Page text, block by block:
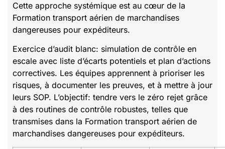
Cette approche systémique est au cœur de la
Formation transport aérien de marchandises
dangereuses pour expéditeurs.
Exercice d’audit blanc: simulation de contrôle en
escale avec liste d’écarts potentiels et plan d’actions
correctives. Les équipes apprennent à prioriser les
risques, à documenter les preuves, et à mettre à jour
leurs SOP. L’objectif: tendre vers le zéro rejet grâce
à des routines de contrôle robustes, telles que
transmises dans la Formation transport aérien de
marchandises dangereuses pour expéditeurs.